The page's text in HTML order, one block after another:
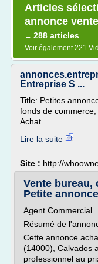
Articles
annonce
→ 288 articles
Voir également221
Entreprise S ...
Title: Petites
fonds de
Achat...
Lire la suite
Site : http://
Vente bureau,
Petite
Agent Commercial
Résumé de
Cette annonce
(14000), Calvados
professionnel au